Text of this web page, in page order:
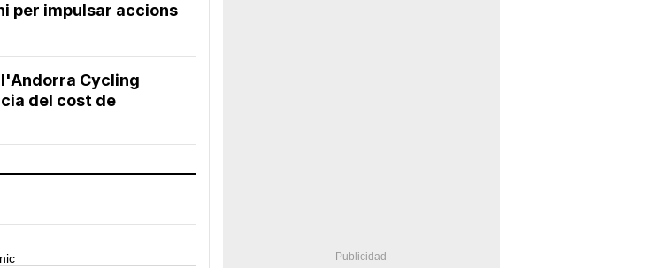
per impulsar accions
Cycling
del cost de